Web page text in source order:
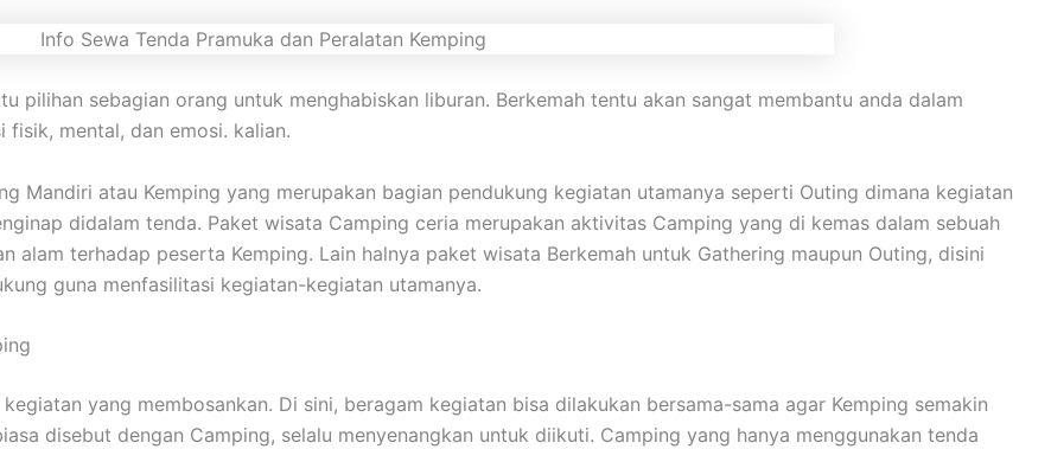
pilihan sebagian orang untuk menghabiskan liburan. Berkemah tentu akan sangat membantu anda dalam
mental, dan emosi. kalian.
Mandiri atau Kemping yang merupakan bagian pendukung kegiatan utamanya seperti Outing dimana kegiatan
didalam tenda. Paket wisata Camping ceria merupakan aktivitas Camping yang di kemas dalam sebuah
alam terhadap peserta Kemping. Lain halnya paket wisata Berkemah untuk Gathering maupun Outing, disini
guna menfasilitasi kegiatan-kegiatan utamanya.
yang membosankan. Di sini, beragam kegiatan bisa dilakukan bersama-sama agar Kemping semakin
disebut dengan Camping, selalu menyenangkan untuk diikuti. Camping yang hanya menggunakan tenda